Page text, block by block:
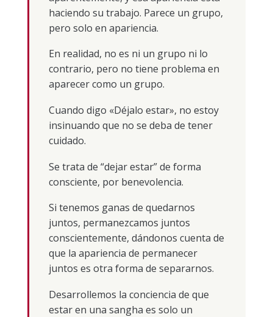
haciendo su trabajo. Parece un grupo,
pero solo en apariencia.
En realidad, no es ni un grupo ni lo
contrario, pero no tiene problema en
aparecer como un grupo.
Cuando digo «Déjalo estar», no estoy
insinuando que no se deba de tener
cuidado.
Se trata de “dejar estar” de forma
consciente, por benevolencia.
Si tenemos ganas de quedarnos
juntos, permanezcamos juntos
conscientemente, dándonos cuenta de
que la apariencia de permanecer
juntos es otra forma de separarnos.
Desarrollemos la conciencia de que
estar en una sangha es solo un